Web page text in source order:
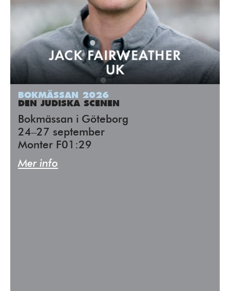
BOKMÄSSAN 2026
DEN JUDISKA SCENEN
Bokmässan i Göteborg
24–27 september
Monter F01:29
Mer info